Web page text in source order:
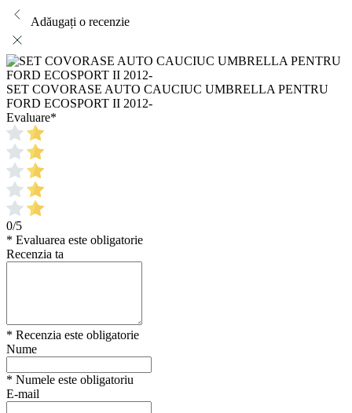
Adăugați o recenzie
SET COVORASE AUTO CAUCIUC UMBRELLA PENTRU
FORD ECOSPORT II 2012-
Evaluare*
0/5
* Evaluarea este obligatorie
Recenzia ta
* Recenzia este obligatorie
Nume
* Numele este obligatoriu
E-mail